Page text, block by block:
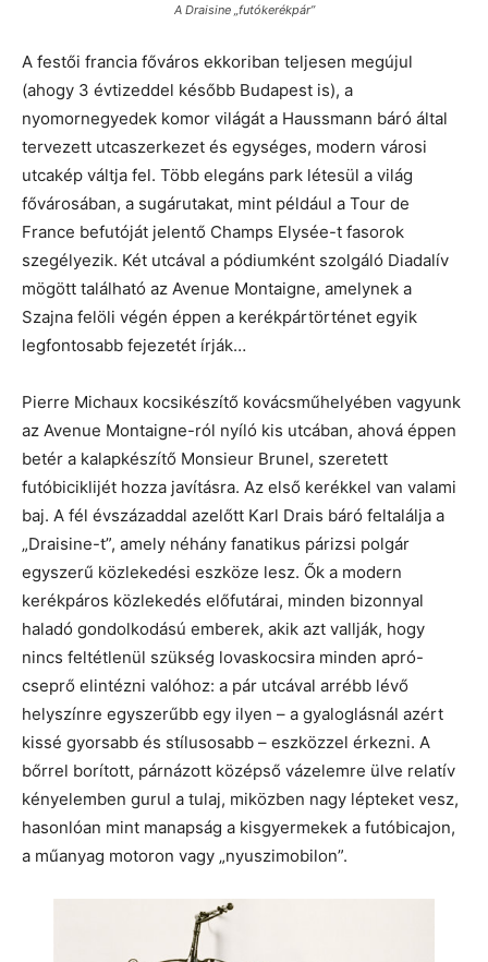
A Draisine „futókerékpár”
A festői francia főváros ekkoriban teljesen megújul
(ahogy 3 évtizeddel később Budapest is), a
nyomornegyedek komor világát a Haussmann báró által
tervezett utcaszerkezet és egységes, modern városi
utcakép váltja fel. Több elegáns park létesül a világ
fővárosában, a sugárutakat, mint például a Tour de
France befutóját jelentő Champs Elysée-t fasorok
szegélyezik. Két utcával a pódiumként szolgáló Diadalív
mögött található az Avenue Montaigne, amelynek a
Szajna felöli végén éppen a kerékpártörténet egyik
legfontosabb fejezetét írják…
Pierre Michaux kocsikészítő kovácsműhelyében vagyunk
az Avenue Montaigne-ról nyíló kis utcában, ahová éppen
betér a kalapkészítő Monsieur Brunel, szeretett
futóbiciklijét hozza javításra. Az első kerékkel van valami
baj. A fél évszázaddal azelőtt Karl Drais báró feltalálja a
„Draisine-t”, amely néhány fanatikus párizsi polgár
egyszerű közlekedési eszköze lesz. Ők a modern
kerékpáros közlekedés előfutárai, minden bizonnyal
haladó gondolkodású emberek, akik azt vallják, hogy
nincs feltétlenül szükség lovaskocsira minden apró-
cseprő elintézni valóhoz: a pár utcával arrébb lévő
helyszínre egyszerűbb egy ilyen – a gyaloglásnál azért
kissé gyorsabb és stílusosabb – eszközzel érkezni. A
bőrrel borított, párnázott középső vázelemre ülve relatív
kényelemben gurul a tulaj, miközben nagy lépteket vesz,
hasonlóan mint manapság a kisgyermekek a futóbicajon,
a műanyag motoron vagy „nyuszimobilon”.